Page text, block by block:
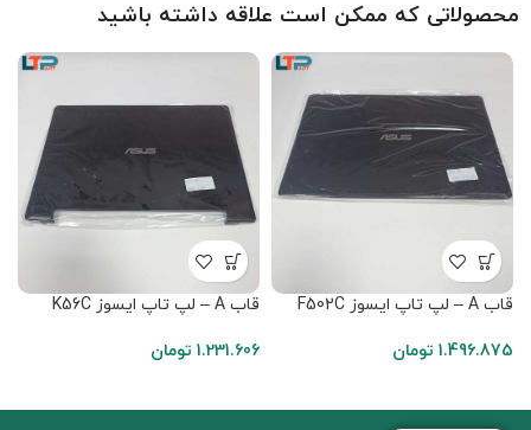
محصولاتی که ممکن است علاقه داشته باشید
قاب A – لپ تاپ ایسوز F502C
1.496.875 تومان
قاب A – لپ تاپ ایسوز K56C
1.231.606 تومان